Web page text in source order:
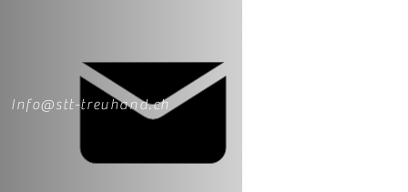
Info@stt-treuhand.ch